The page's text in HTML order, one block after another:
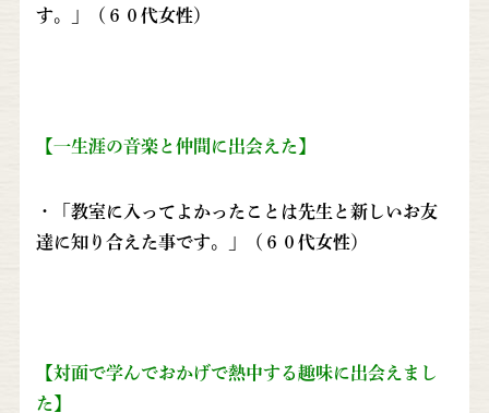
す。」（６０代女性）
【一生涯の音楽と仲間に出会えた】
・「教室に入ってよかったことは先生と新しいお友
達に知り合えた事です。」（６０代女性）
【対面で学んでおかげで熱中する趣味に出会えまし
た】